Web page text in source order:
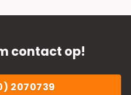
contact op!
2070739